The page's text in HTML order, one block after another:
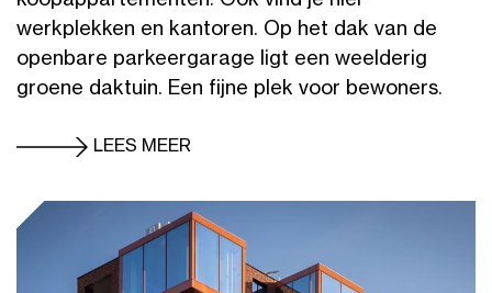
werkplekken en kantoren. Op het dak van de
openbare parkeergarage ligt een weelderig
groene daktuin. Een fijne plek voor bewoners.
LEES MEER